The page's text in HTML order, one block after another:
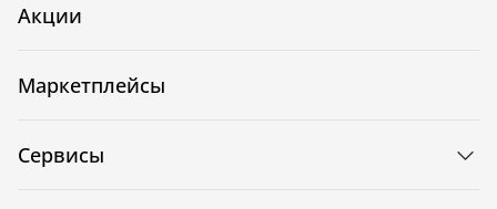
Акции
Маркетплейсы
Сервисы